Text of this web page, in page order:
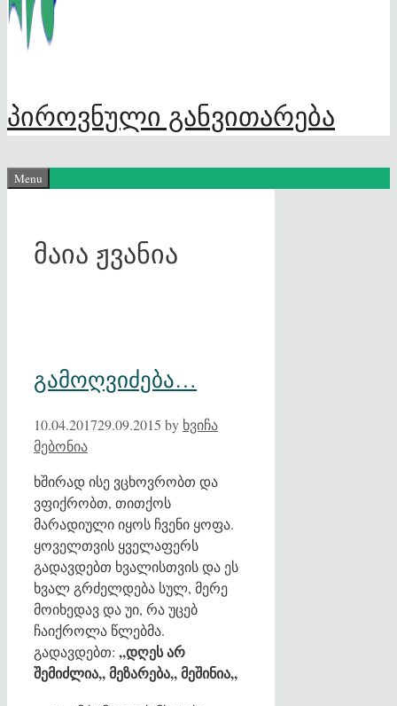
პიროვნული განვითარება
Menu
მაია ჟვანია
გამოღვიძება…
10.04.201729.09.2015 by ხვიჩა
მებონია
ხშირად ისე ვცხოვრობთ და
ვფიქრობთ, თითქოს
მარადიული იყოს ჩვენი ყოფა.
ყოველთვის ყველაფერს
გადავდებთ ხვალისთვის და ეს
ხვალ გრძელდება სულ, მერე
მოიხედავ და უი, რა უცებ
ჩაიქროლა წლებმა.
გადავდებთ: ,,დღეს არ
შემიძლია,, მეზარება,, მეშინია,,